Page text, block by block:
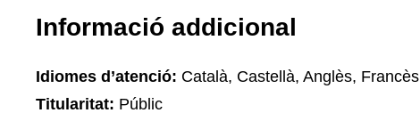
Informació addicional
Idiomes d’atenció: Català, Castellà, Anglès, Francès
Titularitat: Públic